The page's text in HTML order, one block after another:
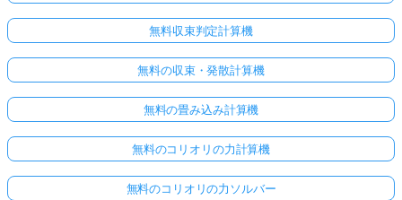
無料収束判定計算機
無料の収束・発散計算機
無料の畳み込み計算機
無料のコリオリの力計算機
無料のコリオリの力ソルバー